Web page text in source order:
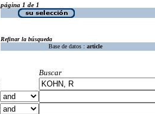
página 1 de 1
Refinar la búsqueda
Base de datos : article
Buscar